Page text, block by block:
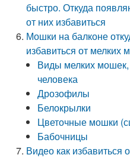
быстро. Откуда
от них избавиться
Мошки на балконе
избавиться от мелких
Виды мелких
человека
Дрозофилы
Белокрылки
Цветочные мошки
Бабочницы
Видео как